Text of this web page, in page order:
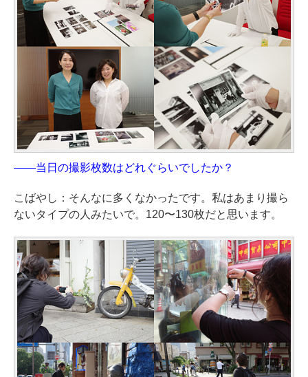
——当日の撮影枚数はどれぐらいでしたか？
こばやし：そんなに多くなかったです。私はあまり撮ら
ないタイプの人みたいで。120〜130枚だと思います。